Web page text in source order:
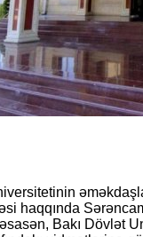
haqqında
Bakı Dövlət